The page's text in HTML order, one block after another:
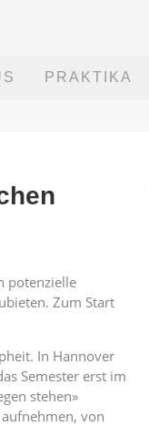
PRAKTIKA
potenzielle
Zum Start
In Hannover
Semester erst im
stehen»
von